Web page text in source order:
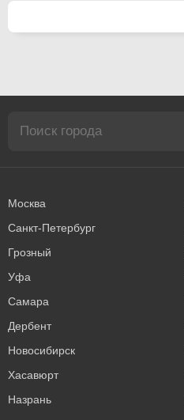
Москва
Санкт-Петербург
Грозный
Уфа
Самара
Дербент
Новосибирск
Хасавюрт
Назрань